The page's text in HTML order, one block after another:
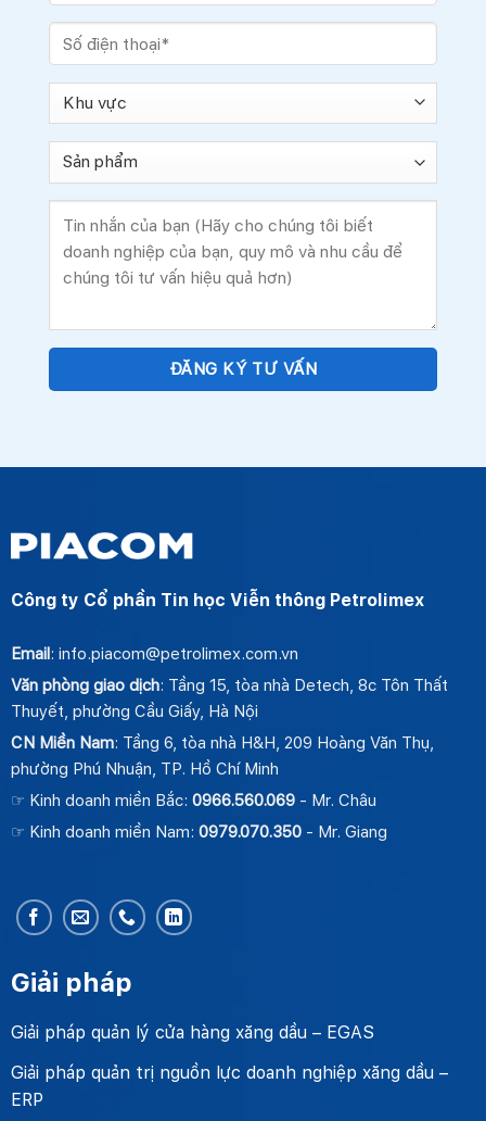
Công ty Cổ phần Tin học Viễn thông Petrolimex
Email: info.piacom@petrolimex.com.vn
Văn phòng giao dịch: Tầng 15, tòa nhà Detech, 8c Tôn Thất
Thuyết, phường Cầu Giấy, Hà Nội
CN Miền Nam: Tầng 6, tòa nhà H&H, 209 Hoàng Văn Thụ,
phường Phú Nhuận, TP. Hồ Chí Minh
☞ Kinh doanh miền Bắc: 0966.560.069- Mr. Châu
☞ Kinh doanh miền Nam: 0979.070.350- Mr. Giang
Giải pháp
Giải pháp quản lý cửa hàng xăng dầu – EGAS
Giải pháp quản trị nguồn lực doanh nghiệp xăng dầu –
ERP